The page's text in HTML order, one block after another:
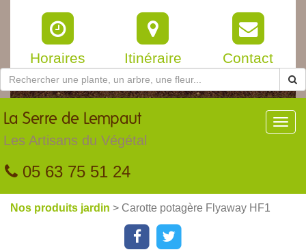
Horaires Itinéraire Contact
La Serre de Lempaut
Les Artisans du Végétal
05 63 75 51 24
Nos produits jardin > Carotte potagère Flyaway HF1